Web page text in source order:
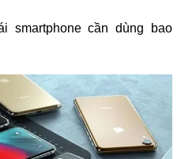
smartphone cần dùng bao